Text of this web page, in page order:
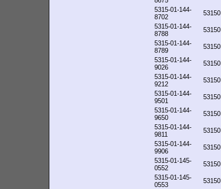
5315-01-144-
8702
5315-01-144-
8788
5315-01-144-
8789
5315-01-144-
9026
5315-01-144-
9212
5315-01-144-
9501
5315-01-144-
9650
5315-01-144-
9811
5315-01-144-
9906
5315-01-145-
0552
5315-01-145-
0553